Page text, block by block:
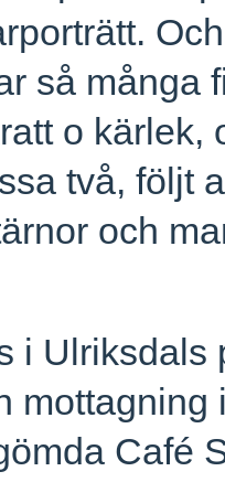
så många
o kärlek,
två, följt
och
i Ulriksdals
Café